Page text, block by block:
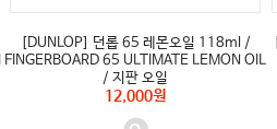
[DUNLOP] 던롭 65 레몬오일 118ml /
FINGERBOARD 65 ULTIMATE LEMON OIL
/ 지판 오일
12,000원